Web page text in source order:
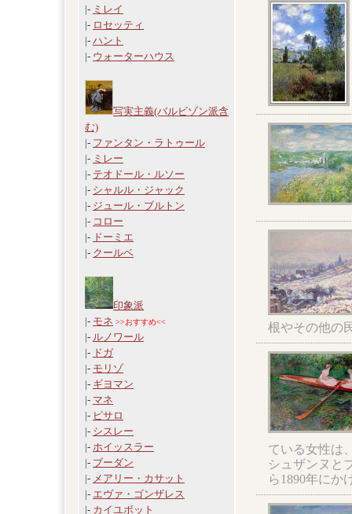
|- ミレイ
|- ロセッティ
|- ハント
|- ウォーターハウス
写実主義(バルビゾン派含
む)
|- ファンタン・ラトゥール
|- ミレー
|- テオドール・ルソー
|- シャルル・ジャック
|- ジュール・ブルトン
|- コロー
|- ドーミエ
|- クールベ
印象派
|- モネ >>おすすめ<<
|- ルノワール
|- ドガ
|- モリゾ
|- ギヨマン
|- マネ
|- ピサロ
|- シスレー
|- ホイッスラー
|- ブーダン
|- メアリー・カサット
|- エヴァ・ゴンザレス
|- カイユボット
根やその他の
ている女性は
シュザンヌと
ら1890年にか